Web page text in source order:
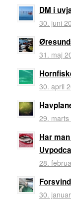
DM i
30. juni
31. maj
30. april
29.
Har
28.
30.